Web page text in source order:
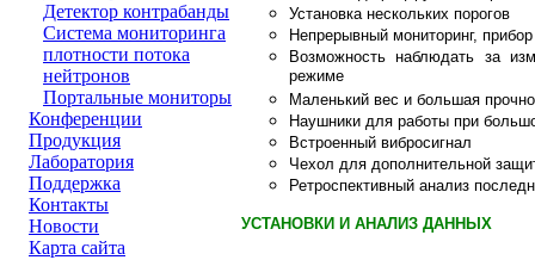
Детектор контрабанды
Система мониторинга
плотности потока
нейтронов
Портальные мониторы
Конференции
Продукция
Лаборатория
Поддержка
Контакты
Новости
Карта сайта
Установка нескольких порогов
Непрерывный мониторинг,
Возможность наблюдать за
режиме
Маленький вес и большая
Наушники для работы при
Встроенный вибросигнал
Чехол для дополнительной
Ретроспективный анализ
УСТАНОВКИ И АНАЛИЗ ДАННЫХ